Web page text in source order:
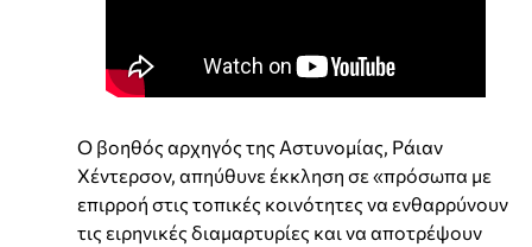
Ο βοηθός αρχηγός της Αστυνομίας, Ράιαν
Χέντερσον, απηύθυνε έκκληση σε «πρόσωπα με
επιρροή στις τοπικές κοινότητες να ενθαρρύνουν
τις ειρηνικές διαμαρτυρίες και να αποτρέψουν